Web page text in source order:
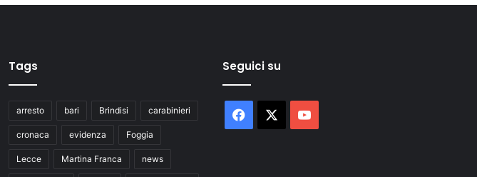
Tags
arresto bari Brindisi carabinieri
cronaca evidenza Foggia
Lecce Martina Franca news
Seguici su
Facebook